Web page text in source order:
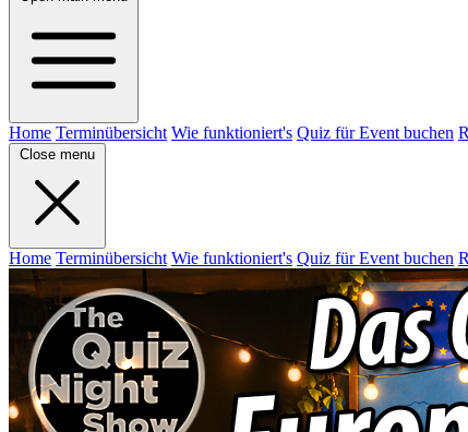
Home Terminübersicht Wie funktioniert's Quiz für Event buchen
Close menu
Home Terminübersicht Wie funktioniert's Quiz für Event buchen